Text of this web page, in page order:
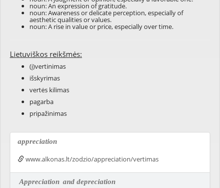
noun: An expression of gratitude.
noun: Awareness or delicate perception, especially of
aesthetic qualities or values.
noun: A rise in value or price, especially over time.
Lietuviškos reikšmės:
(į)vertinimas
išskyrimas
vertės kilimas
pagarba
pripažinimas
appreciation
www.alkonas.lt/zodzio/appreciation/vertimas
Appreciation and depreciation